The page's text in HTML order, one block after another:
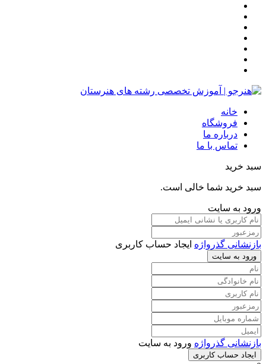
خانه
فروشگاه
درباره ما
تماس با ما
سبد خرید
سبد خرید شما خالی است.
ورود به سایت
بازنشانی گذرواژه ایجاد حساب کاربری
ورود به سایت
بازنشانی گذرواژه ورود به سایت
ایجاد حساب کاربری